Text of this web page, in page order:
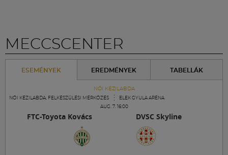
MECCSCENTER
ESEMÉNYEK EREDMÉNYEK TABELLÁK
NŐI KÉZILABDA
NŐI KÉZILABDA, FELKÉSZÜLÉSI MÉRKŐZÉS
ELEK GYULA ARÉNA
AUG. 7. 16:00
FTC-Toyota Kovács DVSC Skyline